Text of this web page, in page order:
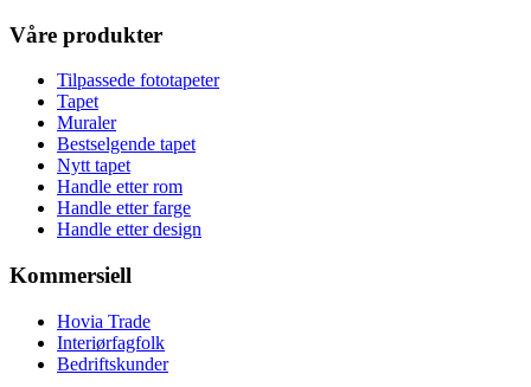
Våre produkter
Tilpassede fototapeter
Tapet
Muraler
Bestselgende tapet
Nytt tapet
Handle etter rom
Handle etter farge
Handle etter design
Kommersiell
Hovia Trade
Interiørfagfolk
Bedriftskunder